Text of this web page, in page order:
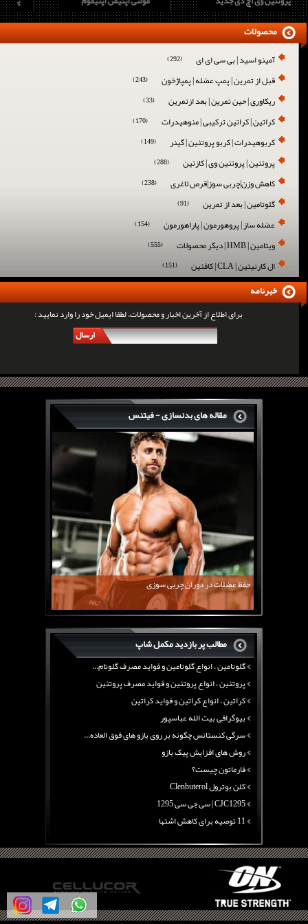
آمینو اسید | بی سی ای ای (292)
قبل از تمرین | پمپ عضله | پمپاژخون (243)
ریکاوری | حین تمرین | بعد ازتمرین (33)
کراتین | کراتین ترکیبی | منوهیدرات (170)
کربوهیدرات | کربو پروتئین | گینر (149)
پروتئین | پروتئین وی | کازئین (288)
کاهش وزن|چربی سوز|قرص لاغری (238)
گلوتامین | بعد از تمرین (91)
عضله ساز | پروهورمون | پاراهورمون (154)
ویتامین | HMB | دیگر محصولات (555)
ال کارنیتین | CLA | کافئین (151)
محصولات
برای اطلاع از آخرین اخبار و محصولات، لطفا ایمیل خود را وارد نمایید :
ارسال
خبرنامه
مقاله های بدنسازی - فیتنس
حفظ عضلات در دوران چربی سوزی
مطالب پر بازدید مکمل شاپ
سرگی کنستانس چگونه بر روی بازو های فوق العاده...
روش های افزایش پیک بازو
فارماتون چیست؟
کلن بوترول Clenbuterol
CJC1295 | سی جی سی 1295
11 توصیه برای کاهش اشتها
معرفی یک برنامه غذایی جامع برای افزایش قد
چربی سوزی با چای سبز
بیوگرافی علی تبریزی
منابع پروتئینی غیر گوشتی
آرژنین ، فواید آرژنین و نقش آرژنین در بدن
گلوتامین ، انواع گلوتامین و فواید مصرف گلوتام...
پروتئین ، انواع پروتئین و فواید مصرف پروتئین
کراتین ، انواع کراتین و فواید کراتین
بیوگرافی بیت الله عباسپور
سرگی کنستانس چگونه بر روی بازو های فوق العاده...
روش های افزایش پیک بازو
فارماتون چیست؟
کلن بوترول Clenbuterol
CJC1295 | سی جی سی 1295
11 توصیه برای کاهش اشتها
چربی سوزی با چای سبز
بیوگرافی علی تبریزی
منابع پروتئینی غیر گوشتی
آرژنین ، فواید آرژنین و نقش آرژنین در بدن